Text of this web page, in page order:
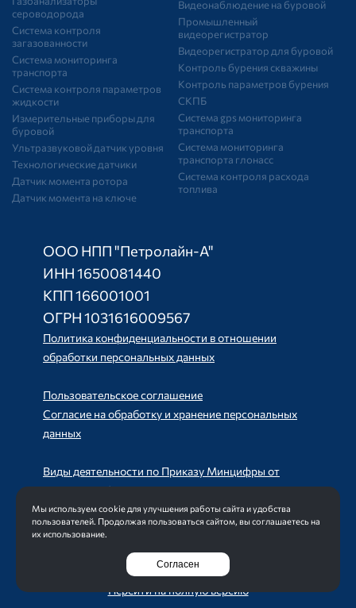
сероводорода
Система контроля
загазованности
Система мониторинга
транспорта
Система контроля параметров
жидкости
Измерительные приборы для
буровой
Ультразвуковой датчик уровня
Технологические датчики
Датчик момента ротора
Датчик момента на ключе
Видеонаблюдение на буровой
Промышленный
видеорегистратор
Видеорегистратор для буровой
Контроль бурения скважины
Контроль параметров бурения
СКПБ
Система gps мониторинга
транспорта
Система мониторинга
транспорта глонасс
Система контроля расхода
топлива
ООО НПП "Петролайн-А"
ИНН 1650081440
КПП 166001001
ОГРН 1031616009567
Политика конфиденциальности в отношении
обработки персональных данных
Пользовательское соглашение
Согласие на обработку и хранение персональных
данных
Виды деятельности по Приказу Минцифры от
11.05.2023 №449
Перейти на полную версию
Мы используем cookie для улучшения работы сайта и удобства
пользователей. Продолжая пользоваться сайтом, вы соглашаетесь на
их использование.
Согласен